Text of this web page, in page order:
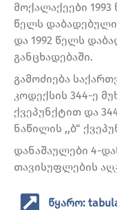
მოქალაქეები
წელს
და 1992 წელს
განცხადებაში.
გამოძიება
კოდექსის 344-ე
ქვეპუნქტით და
ნაწილის ,,ბ“
დანაშაულები 4-
თავისუფლების
წყარო: